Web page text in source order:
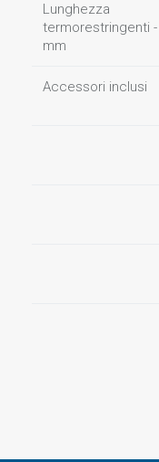
Lunghezza
termorestringenti -
mm
Accessori inclusi